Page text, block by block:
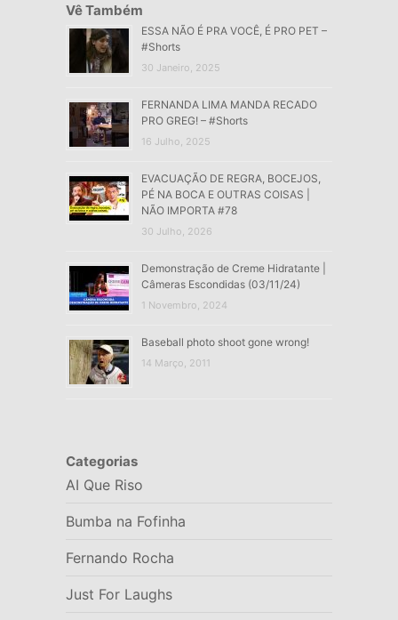
Vê Também
ESSA NÃO É PRA VOCÊ, É PRO PET –
#Shorts
30 Janeiro, 2025
FERNANDA LIMA MANDA RECADO
PRO GREG! – #Shorts
16 Julho, 2025
EVACUAÇÃO DE REGRA, BOCEJOS,
PÉ NA BOCA E OUTRAS COISAS |
NÃO IMPORTA #78
30 Julho, 2026
Demonstração de Creme Hidratante |
Câmeras Escondidas (03/11/24)
1 Novembro, 2024
Baseball photo shoot gone wrong!
14 Março, 2011
Categorias
AI Que Riso
Bumba na Fofinha
Fernando Rocha
Just For Laughs